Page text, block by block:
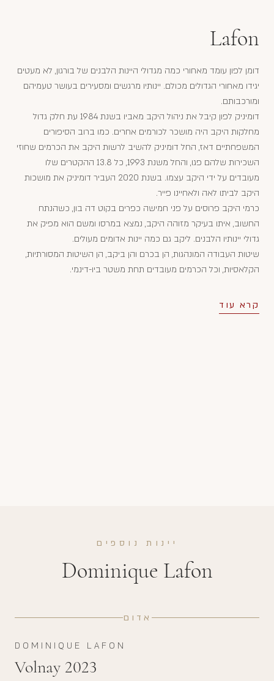
Lafon
דומן לפון עומד מאחורי כמה מגדולי היינות הלבנים של בורגון, לא מעטים
יגידו מאחורי הגדולים מכולם. יינותיו מרגשים ומסעירים בעושר טעמיהם
ומורכבותם.
דומיניק לפון קיבל את ניהול היקב מאביו בשנת 1984 עת חלק גדול
מחלקות היקב היה מושכר לכורמים אחרים. כמו ברוב הסיפורים
המשפחתיים דאז, החל דומיניק להשיב לרשות היקב את הכרמים שחוזי
השכירות שלהם פגו, והחל משנת 1993, כל 13.8 ההקטרים שלו
מעובדים על ידי היקב עצמו. בשנת 2020 העביר דומיניק את מושכות
היקב לביתו לאה ולאחיינו פייר.
כרמי היקב פרוסים על פני חמישה כפרים בקוט דה בון, כשהנתח
החשוב, איתו בעיקר מזוהה היקב, נמצא במרסו ומשם הוא מפיק את
גדולי יינותיו הלבנים. ליקב גם כמה יינות אדומים מעולים.
שיטות העבודה המונהגות, הן בכרם והן ביקב, הן השיטות המסורתיות,
הקלאסיות, וכל הכרמים מעובדים תחת משטר ביו-דינמי.
קרא עוד
יינות נוספים
Dominique Lafon
אדום
DOMINIQUE LAFON
Volnay 2023